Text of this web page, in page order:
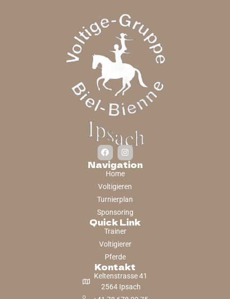
Navigation
Home
Voltigieren
Turnierplan
Sponsoring
Quick Link
Trainer
Voltigierer
Pferde
Kontakt
Keltenstrasse 41
2564 Ipsach